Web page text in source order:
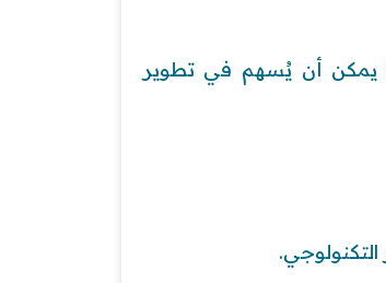
الحصول على منح دراسية في السعودية لغير السعوديين 2023 يمكن أن يُسهم في تطوير